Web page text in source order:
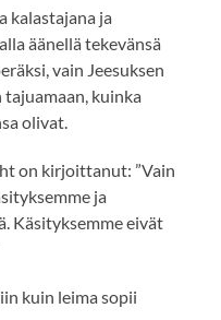
kalastajana ja
äänellä tekevänsä
vain Jeesuksen
tajuamaan, kuinka
olivat.
on kirjoittanut: ”Vain
ja
Käsityksemme eivät
kuin leima sopii